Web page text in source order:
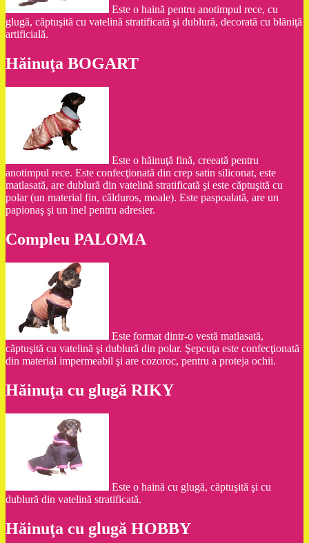
Este o haină pentru anotimpul rece, cu
glugă, căptuşită cu vatelină stratificată şi dublură, decorată cu blăniţă
artificială.
Hăinuţa BOGART
Este o hăinuţă fină, creeată pentru
anotimpul rece. Este confecţionată din crep satin siliconat, este
matlasată, are dublură din vatelină stratificată şi este căptuşită cu
polar (un material fin, călduros, moale). Este paspoalată, are un
papionaş şi un inel pentru adresier.
Compleu PALOMA
Este format dintr-o vestă matlasată,
căptuşită cu vatelină şi dublură din polar. Şepcuţa este confecţionată
din material impermeabil şi are cozoroc, pentru a proteja ochii.
Hăinuţa cu glugă RIKY
Este o haină cu glugă, căptuşită şi cu
dublură din vatelină stratificată.
Hăinuţa cu glugă HOBBY